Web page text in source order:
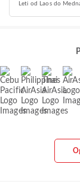
Leti od Laos do